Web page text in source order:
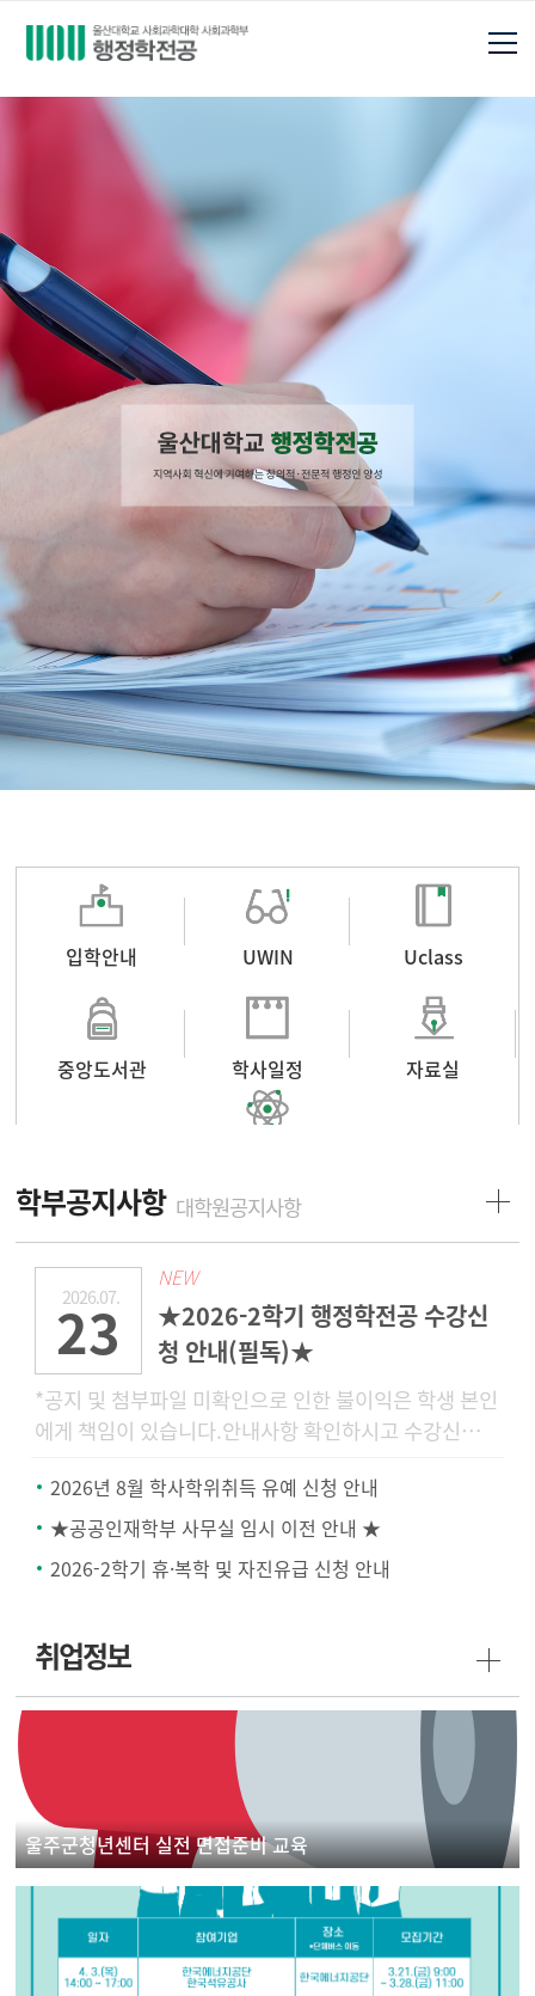
입학안내 UWIN Uclass
중앙도서관 학사일정 자료실
학부공지사항 대학원공지사항
2026.07.
23
NEW
★2026-2학기 행정학전공 수강신
청 안내(필독)★
*공지 및 첨부파일 미확인으로 인한 불이익은 학생 본인
에게 책임이 있습니다.안내사항 확인하시고 수강신청
해서는 문의
2026년 8월 학사학위취득 유예 신청 안내
★공공인재학부 사무실 임시 이전 안내 ★
2026-2학기 휴·복학 및 자진유급 신청 안내
취업정보
울주군청년센터 실전 면접준비 교육